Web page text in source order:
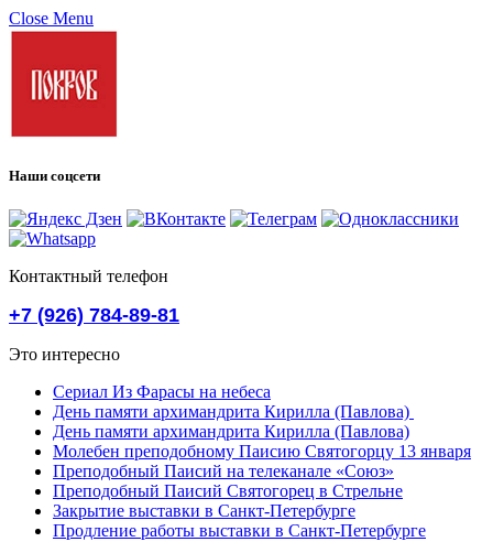
Close Menu
Наши соцсети
Контактный телефон
+7 (926) 784-89-81
Это интересно
Сериал Из Фарасы на небеса
День памяти архимандрита Кирилла (Павлова)
День памяти архимандрита Кирилла (Павлова)
Молебен преподобному Паисию Святогорцу 13 января
Преподобный Паисий на телеканале «Союз»
Преподобный Паисий Святогорец в Стрельне
Закрытие выставки в Санкт-Петербурге
Продление работы выставки в Санкт-Петербурге